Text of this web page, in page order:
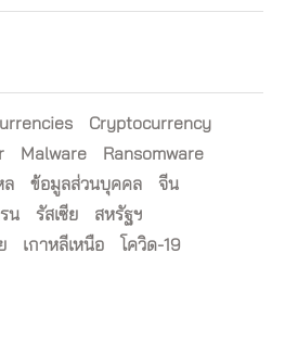
Cryptocurrency
Malware
Ransomware
ล ข้อมูลส่วนบุคคล
จีน
น รัสเซีย
สหรัฐฯ
เกาหลีเหนือ โควิด-19